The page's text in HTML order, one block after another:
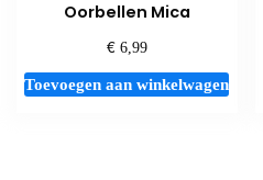
Oorbellen Mica
€6,99
Toevoegen aan winkelwagen